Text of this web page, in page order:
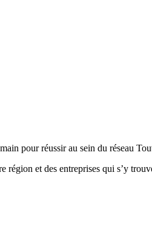
pour réussir au sein du réseau
région et des entreprises qui s’y